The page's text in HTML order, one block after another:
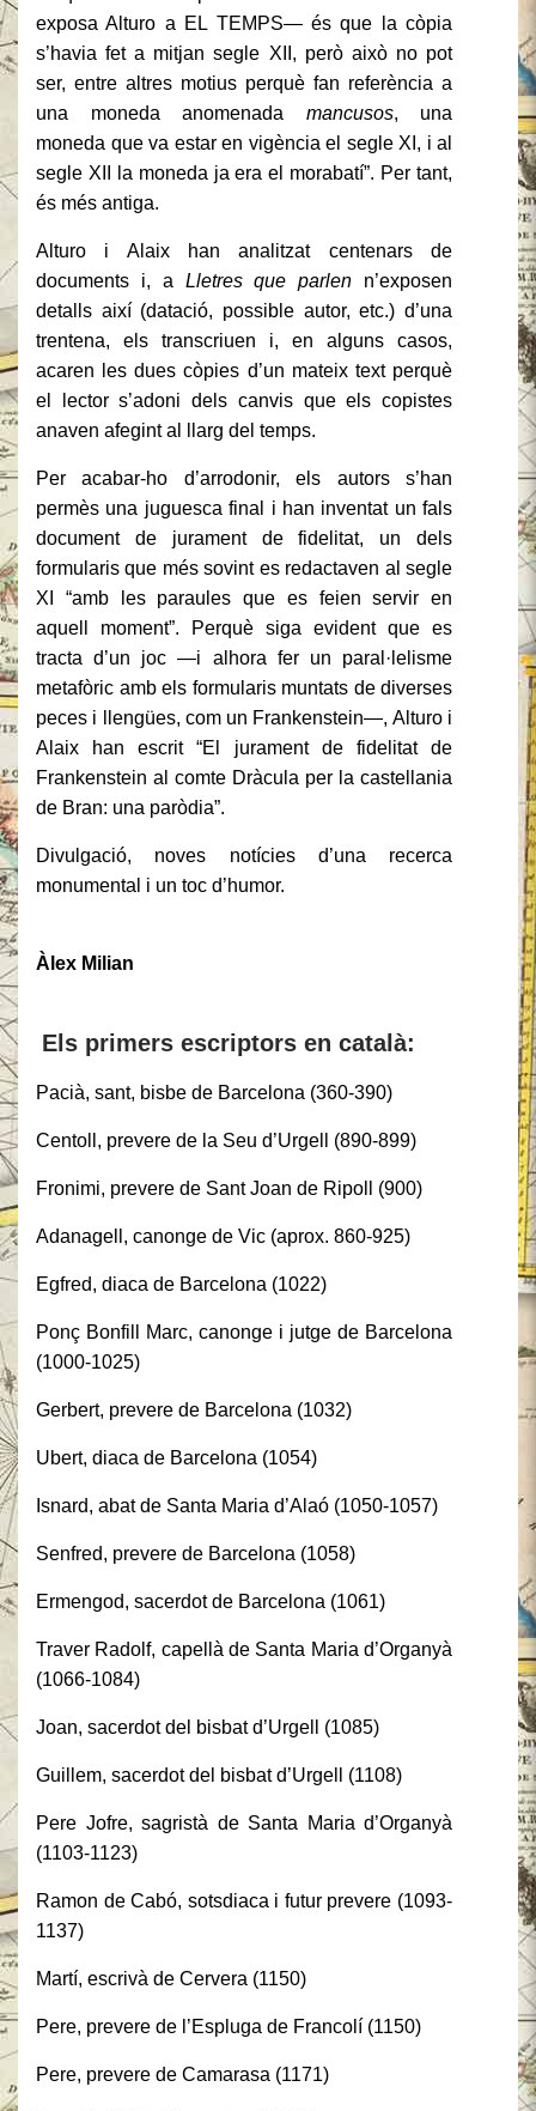
exposa Alturo a EL TEMPS— és que la còpia
s’havia fet a mitjan segle XII, però això no pot
ser, entre altres motius perquè fan referència a
una moneda anomenada mancusos, una
moneda que va estar en vigència el segle XI, i al
segle XII la moneda ja era el morabatí”. Per tant,
és més antiga.
Alturo i Alaix han analitzat centenars de
documents i, a Lletres que parlen n’exposen
detalls així (datació, possible autor, etc.) d’una
trentena, els transcriuen i, en alguns casos,
acaren les dues còpies d’un mateix text perquè
el lector s’adoni dels canvis que els copistes
anaven afegint al llarg del temps.
Per acabar-ho d’arrodonir, els autors s’han
permès una juguesca final i han inventat un fals
document de jurament de fidelitat, un dels
formularis que més sovint es redactaven al segle
XI “amb les paraules que es feien servir en
aquell moment”. Perquè siga evident que es
tracta d’un joc —i alhora fer un paral·lelisme
metafòric amb els formularis muntats de diverses
peces i llengües, com un Frankenstein—, Alturo i
Alaix han escrit “El jurament de fidelitat de
Frankenstein al comte Dràcula per la castellania
de Bran: una paròdia”.
Divulgació, noves notícies d’una recerca
monumental i un toc d’humor.
Àlex Milian
Els primers escriptors en català:
Pacià, sant, bisbe de Barcelona (360-390)
Centoll, prevere de la Seu d’Urgell (890-899)
Fronimi, prevere de Sant Joan de Ripoll (900)
Adanagell, canonge de Vic (aprox. 860-925)
Egfred, diaca de Barcelona (1022)
Ponç Bonfill Marc, canonge i jutge de Barcelona
(1000-1025)
Gerbert, prevere de Barcelona (1032)
Ubert, diaca de Barcelona (1054)
Isnard, abat de Santa Maria d’Alaó (1050-1057)
Senfred, prevere de Barcelona (1058)
Ermengod, sacerdot de Barcelona (1061)
Traver Radolf, capellà de Santa Maria d’Organyà
(1066-1084)
Joan, sacerdot del bisbat d’Urgell (1085)
Guillem, sacerdot del bisbat d’Urgell (1108)
Pere Jofre, sagristà de Santa Maria d’Organyà
(1103-1123)
Ramon de Cabó, sotsdiaca i futur prevere (1093-
1137)
Martí, escrivà de Cervera (1150)
Pere, prevere de l’Espluga de Francolí (1150)
Pere, prevere de Camarasa (1171)